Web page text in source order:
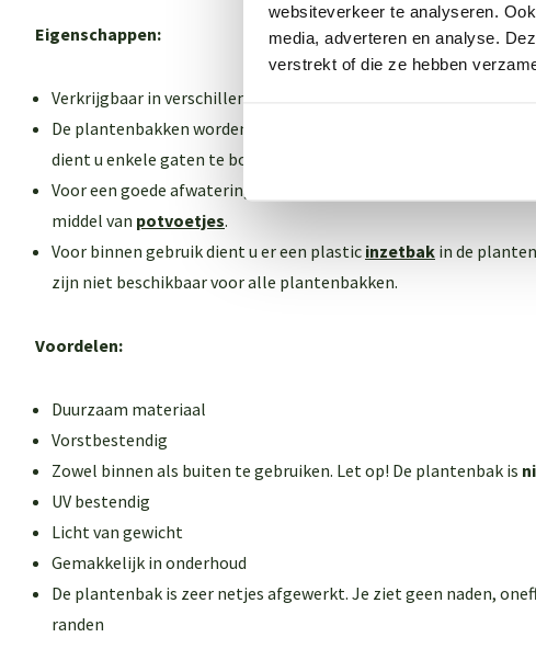
websiteverkeer te analyseren.
media, adverteren en analyse.
verstrekt of die ze hebben
Eigenschappen:
Verkrijgbaar in verschillende kleuren en maten
De plantenbakken worden geleverd
gaten in de bodem.
dient u enkele gaten te boren.
Voor een goede afwatering dient u de plantenbak 1-2 cm van de
middel van potvoetjes.
Voor binnen gebruik dient u er een plastic inzetbak in de
zijn niet beschikbaar voor alle plantenbakken.
Voordelen:
Duurzaam materiaal
Vorstbestendig
Zowel binnen als buiten te gebruiken. Let op! De plantenbak is
UV bestendig
Licht van gewicht
Gemakkelijk in onderhoud
De plantenbak is zeer netjes afgewerkt. Je ziet geen naden,
randen